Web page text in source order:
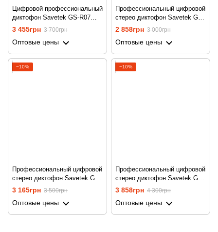
Цифровой профессиональный
диктофон Savetek GS-R07
для записи голоса, 32 Гб
памяти, стерео, SD до 64 Гб
3 455грн 3 700грн
Оптовые цены
Профессиональный цифровой
стерео диктофон Savetek GS-
R06, с MP3 плеєром +
поддержка SD карт, 8 Гб
2 858грн 3 000грн
Оптовые цены
−10%
Профессиональный цифровой
стерео диктофон Savetek GS-
R06, с MP3 плеєром +
поддержка SD карт, 16 Гб
3 165грн 3 500грн
Оптовые цены
−10%
Профессиональный цифровой
стерео диктофон Savetek GS-
R06, с MP3 плеєром +
поддержка SD карт, 32 Гб
3 858грн 4 300грн
Оптовые цены